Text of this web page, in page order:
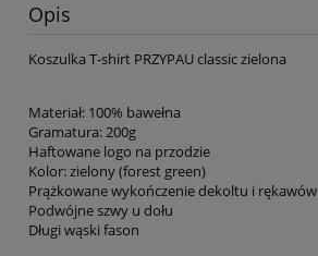
Opis
Koszulka T-shirt PRZYPAU classic zielona
Materiał: 100% bawełna
Gramatura: 200g
Haftowane logo na przodzie
Kolor: zielony (forest green)
Prążkowane wykończenie dekoltu i rękawów
Podwójne szwy u dołu
Długi wąski fason